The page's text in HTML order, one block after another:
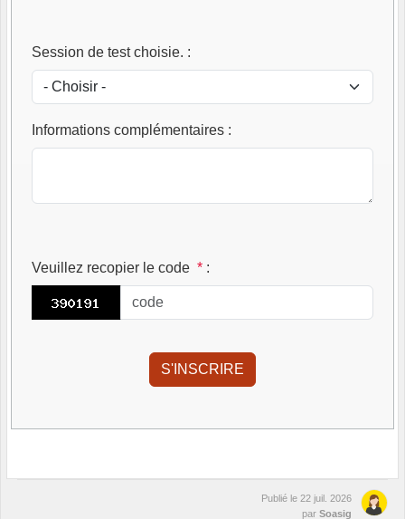
Session de test choisie. :
Informations complémentaires :
Veuillez recopier le code * :
Publié le 22 juil. 2026
par Soasig